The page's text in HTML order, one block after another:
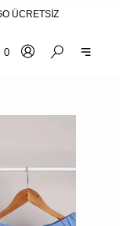
ÜCRETSİZ
0